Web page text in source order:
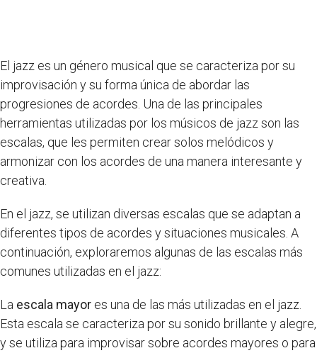
El jazz es un género musical que se caracteriza por su
improvisación y su forma única de abordar las
progresiones de acordes. Una de las principales
herramientas utilizadas por los músicos de jazz son las
escalas, que les permiten crear solos melódicos y
armonizar con los acordes de una manera interesante y
creativa.
En el jazz, se utilizan diversas escalas que se adaptan a
diferentes tipos de acordes y situaciones musicales. A
continuación, exploraremos algunas de las escalas más
comunes utilizadas en el jazz:
La escala mayor es una de las más utilizadas en el jazz.
Esta escala se caracteriza por su sonido brillante y alegre,
y se utiliza para improvisar sobre acordes mayores o para